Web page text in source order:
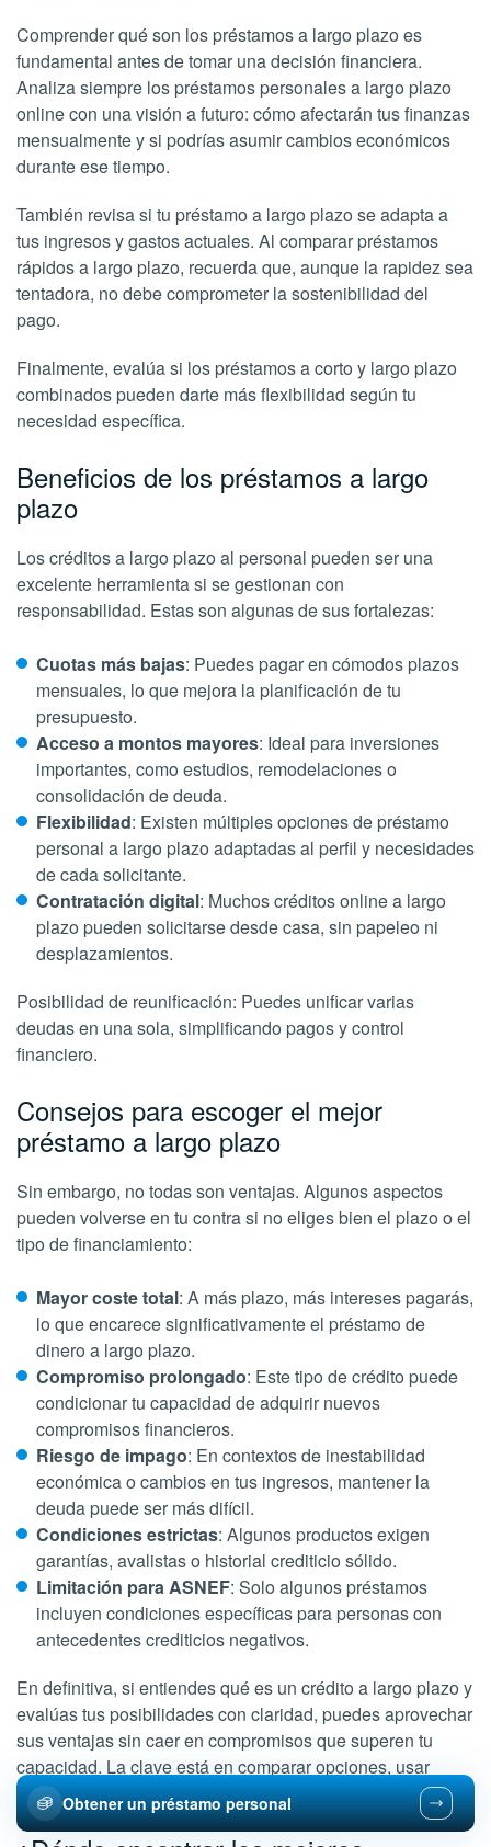
Comprender qué son los préstamos a largo plazo es
fundamental antes de tomar una decisión financiera.
Analiza siempre los préstamos personales a largo plazo
online con una visión a futuro: cómo afectarán tus finanzas
mensualmente y si podrías asumir cambios económicos
durante ese tiempo.
También revisa si tu préstamo a largo plazo se adapta a
tus ingresos y gastos actuales. Al comparar préstamos
rápidos a largo plazo, recuerda que, aunque la rapidez sea
tentadora, no debe comprometer la sostenibilidad del
pago.
Finalmente, evalúa si los préstamos a corto y largo plazo
combinados pueden darte más flexibilidad según tu
necesidad específica.
Beneficios de los préstamos a largo
plazo
Los créditos a largo plazo al personal pueden ser una
excelente herramienta si se gestionan con
responsabilidad. Estas son algunas de sus fortalezas:
Cuotas más bajas: Puedes pagar en cómodos plazos
mensuales, lo que mejora la planificación de tu
presupuesto.
Acceso a montos mayores: Ideal para inversiones
importantes, como estudios, remodelaciones o
consolidación de deuda.
Flexibilidad: Existen múltiples opciones de préstamo
personal a largo plazo adaptadas al perfil y necesidades
de cada solicitante.
Contratación digital: Muchos créditos online a largo
plazo pueden solicitarse desde casa, sin papeleo ni
desplazamientos.
Posibilidad de reunificación: Puedes unificar varias
deudas en una sola, simplificando pagos y control
financiero.
Consejos para escoger el mejor
préstamo a largo plazo
Sin embargo, no todas son ventajas. Algunos aspectos
pueden volverse en tu contra si no eliges bien el plazo o el
tipo de financiamiento:
Mayor coste total: A más plazo, más intereses pagarás,
lo que encarece significativamente el préstamo de
dinero a largo plazo.
Compromiso prolongado: Este tipo de crédito puede
condicionar tu capacidad de adquirir nuevos
compromisos financieros.
Riesgo de impago: En contextos de inestabilidad
económica o cambios en tus ingresos, mantener la
deuda puede ser más difícil.
Condiciones estrictas: Algunos productos exigen
garantías, avalistas o historial crediticio sólido.
Limitación para ASNEF: Solo algunos préstamos
incluyen condiciones específicas para personas con
antecedentes crediticios negativos.
En definitiva, si entiendes qué es un crédito a largo plazo y
evalúas tus posibilidades con claridad, puedes aprovechar
sus ventajas sin caer en compromisos que superen tu
capacidad. La clave está en comparar opciones, usar
simuladores y asesorarte bien antes de firmar.
Obtener un préstamo personal